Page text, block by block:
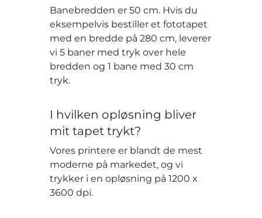
Banebredden er 50 cm. Hvis du
eksempelvis bestiller et fototapet
med en bredde på 280 cm, leverer
vi 5 baner med tryk over hele
bredden og 1 bane med 30 cm
tryk.
I hvilken opløsning bliver
mit tapet trykt?
Vores printere er blandt de mest
moderne på markedet, og vi
trykker i en opløsning på 1200 x
3600 dpi.